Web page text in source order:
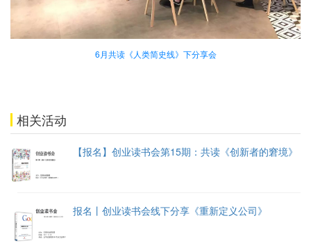
6月共读《人类简史线》 下分享会
相关活动
【报名】创业读书会第15期：共读《创新者的窘境》
报名丨创业读书会线下分享《重新定义公司》